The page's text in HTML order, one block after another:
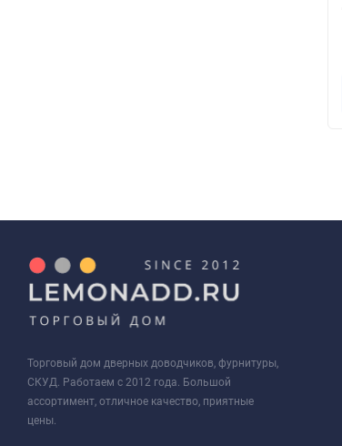
Торговый дом дверных доводчиков, фурнитуры,
СКУД. Работаем с 2012 года. Большой
ассортимент, отличное качество, приятные
цены.